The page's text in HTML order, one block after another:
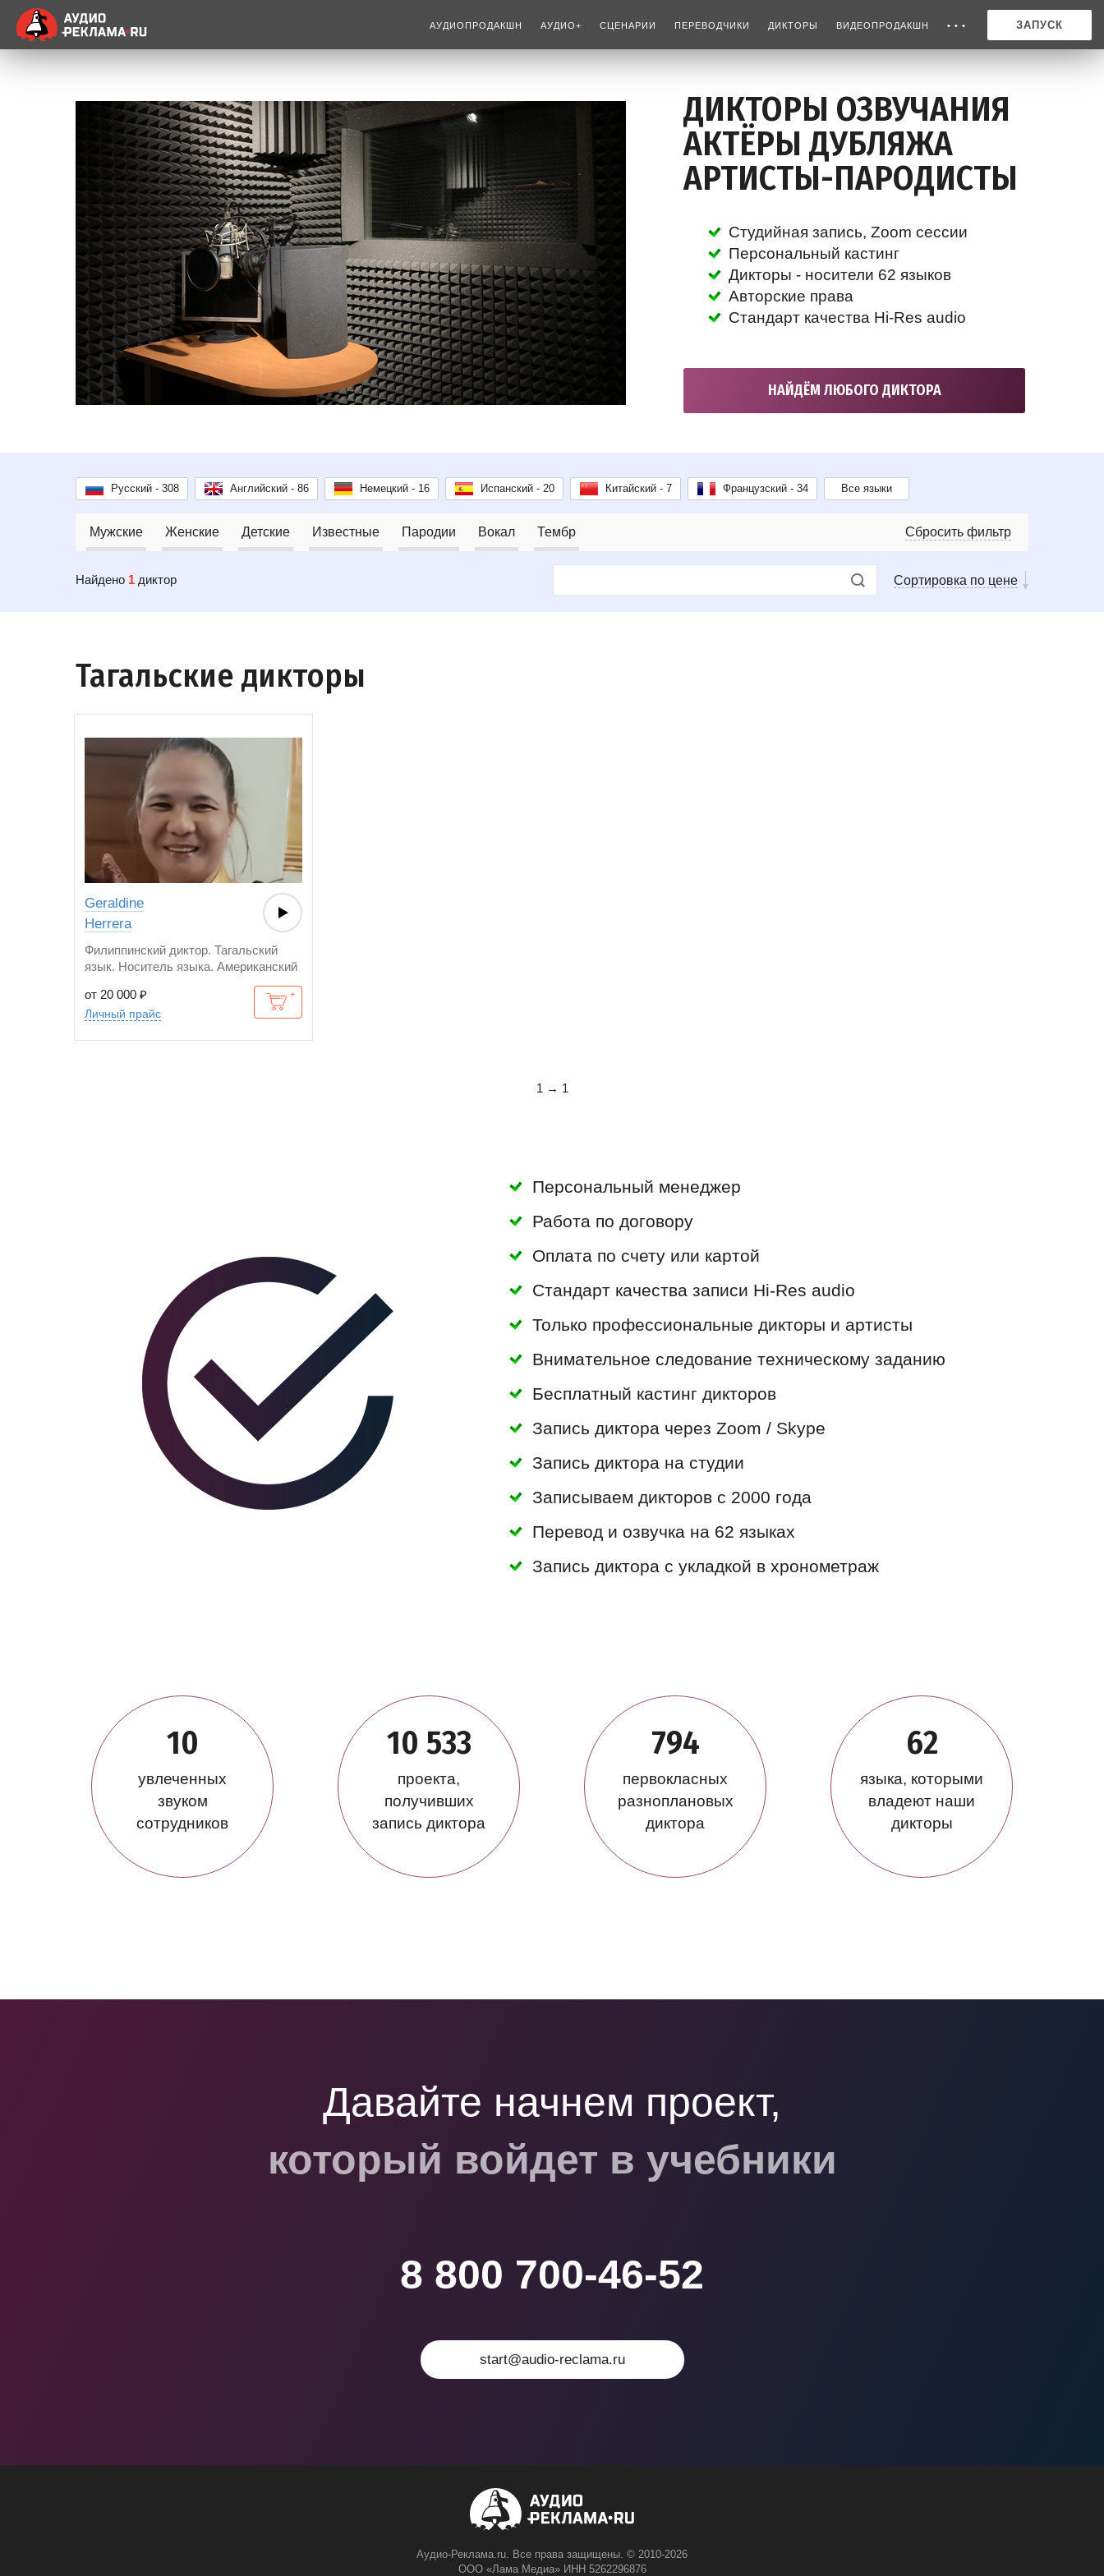
ДИКТОРЫ ОЗВУЧАНИЯ
АКТЁРЫ ДУБЛЯЖА
АРТИСТЫ-ПАРОДИСТЫ
Студийная запись, Zoom сессии
Персональный кастинг
Дикторы - носители 62 языков
Авторские права
Стандарт качества Hi-Res audio
НАЙДЁМ ЛЮБОГО ДИКТОРА
Русский - 308 Английский - 86 Немецкий - 16 Испанский - 20 Китайский - 7 Французский - 34 Все языки
Мужские Женские Детские Известные Пародии Вокал Тембр Сбросить фильтр
Найдено 1 диктор Сортировка по цене
Тагальские дикторы
Geraldine
Herrera
Филиппинский диктор. Тагальский
язык. Носитель языка. Американский
от 20 000 ₽
Личный прайс
1 → 1
Персональный менеджер
Работа по договору
Оплата по счету или картой
Стандарт качества записи Hi-Res audio
Только профессиональные дикторы и артисты
Внимательное следование техническому заданию
Бесплатный кастинг дикторов
Запись диктора через Zoom / Skype
Запись диктора на студии
Записываем дикторов с 2000 года
Перевод и озвучка на 62 языках
Запись диктора с укладкой в хронометраж
10
увлеченных
звуком
сотрудников
10 533
проекта,
получивших
запись диктора
794
первокласных
разноплановых
диктора
62
языка, которыми
владеют наши
дикторы
АУДИОПРОДАКШН АУДИО+ СЦЕНАРИИ ПЕРЕВОДЧИКИ ДИКТОРЫ ВИДЕОПРОДАКШН • • • ЗАПУСК
Давайте начнем проект,
который войдет в учебники
8 800 700-46-52
start@audio-reclama.ru
Аудио-Реклама.ru. Все права защищены. © 2010-2026
ООО «Лама Медиа» ИНН 5262296876